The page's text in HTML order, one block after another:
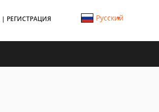
| РЕГИСТРАЦИЯ Русский